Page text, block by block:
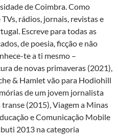
de Coimbra. Como
rádios, jornais, revistas e
Escreve para todas as
de poesia, ficção e não
te a ti mesmo –
de novas primaveras (2021),
& Hamlet vão para Hodiohill
de um jovem jornalista
(2015), Viagem a Minas
e Comunicação Mobile
2013 na categoria